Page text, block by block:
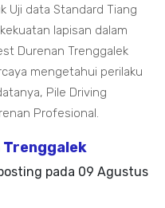
Uji data Standard Tiang
lapisan dalam
Durenan Trenggalek
mengetahui perilaku
Pile Driving
Profesional.
Trenggalek
pada 09 Agustus